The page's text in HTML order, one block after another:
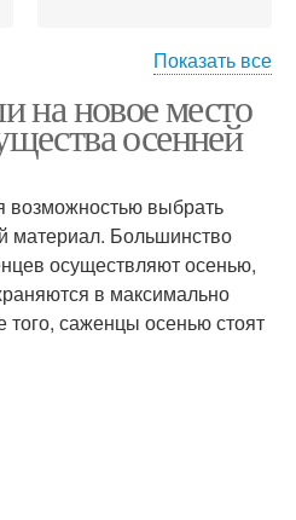
Внекорневая подкормка
Удобрения для
подкормки
Показать все
на новое место
осенней
возможностью выбрать
материал. Большинство
осуществляют осенью,
в максимально
саженцы осенью стоят